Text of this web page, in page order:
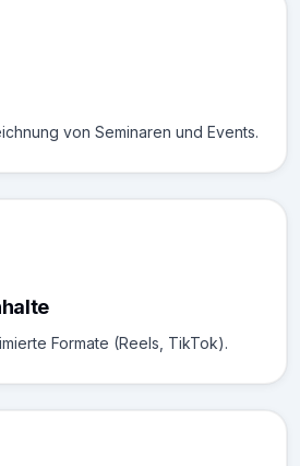
von Seminaren und Events.
Formate (Reels, TikTok).